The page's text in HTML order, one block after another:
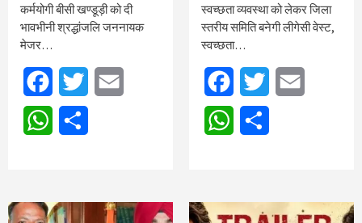
कर्मयोगी बीसी खण्डूड़ी को दी
भावभीनी श्रद्धांजलि जननायक
मेजर…
FacebookTwitter
WhatsApp
स्वच्छता व्यवस्था को लेकर जिला
स्तरीय समिति बनेगी लीगेसी वेस्ट,
स्वच्छता…
FacebookTwitter
WhatsApp